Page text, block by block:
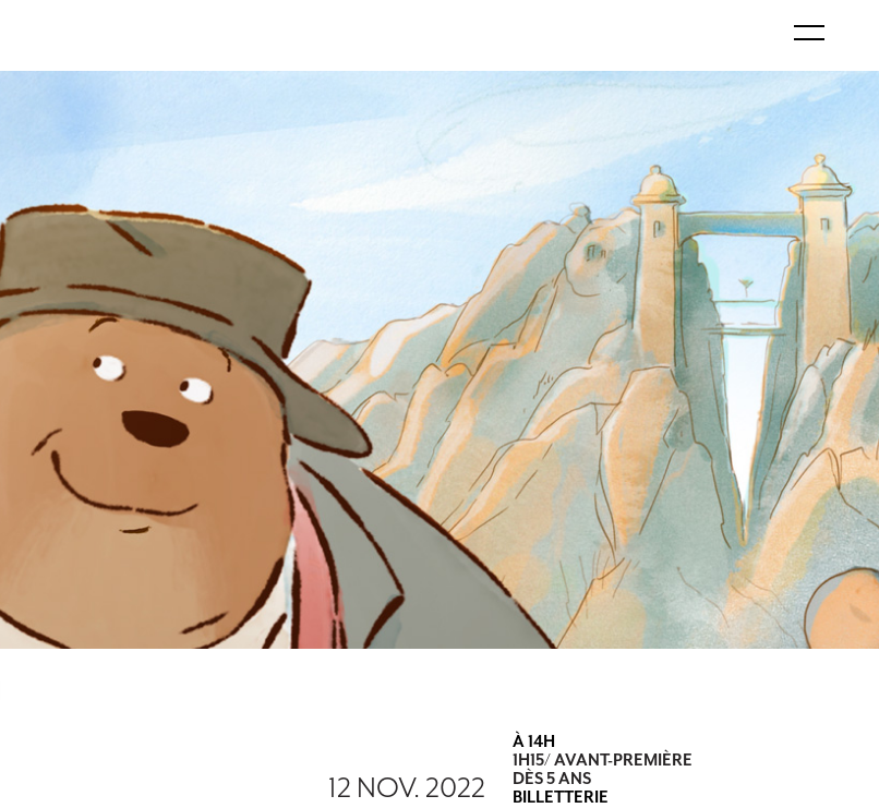
12 NOV. 2022
À14H
1H15/ AVANT-PREMIÈRE
DÈS 5 ANS
BILLETTERIE